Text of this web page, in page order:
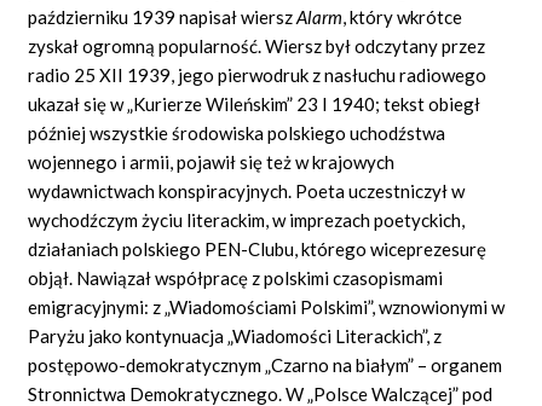
październiku 1939 napisał wierszAlarm,który wkrótce
zyskał ogromną popularność. Wiersz był odczytany przez
radio 25 XII 1939, jego pierwodruk z nasłuchu radiowego
ukazał się w „Kurierze Wileńskim” 23 I 1940; tekst obiegł
później wszystkie środowiska polskiego uchodźstwa
wojennego i armii, pojawił się też w krajowych
wydawnictwach konspiracyjnych. Poeta uczestniczył w
wychodźczym życiu literackim, w imprezach poetyckich,
działaniach polskiego PEN-Clubu, którego wiceprezesurę
objął. Nawiązał współpracę z polskimi czasopismami
emigracyjnymi: z „Wiadomościami Polskimi”, wznowionymi w
Paryżu jako kontynuacja „Wiadomości Literackich”, z
postępowo-demokratycznym „Czarno na białym” – organem
Stronnictwa Demokratycznego. W „Polsce Walczącej” pod